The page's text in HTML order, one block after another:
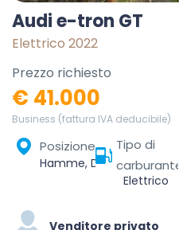
Audi e-tron GT
Elettrico 2022
Prezzo richiesto
€ 41.000
Business (fattura IVA deducibile)
Posizione
Hamme, Dendermonde, Oost-Vlaanderen, Vlaanderen, 9220, België
Tipo di
carburante
Elettrico
Venditore privato